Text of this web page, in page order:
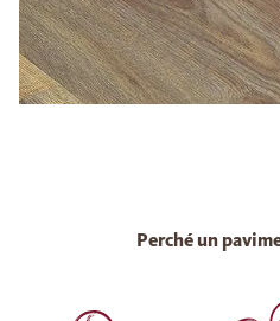
Perché un